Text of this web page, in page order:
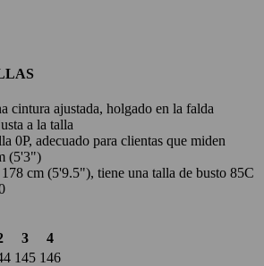
cintura ajustada, holgado en la falda
a la talla
0P, adecuado para clientas que miden
(5'3")
cm (5'9.5"), tiene una talla de busto 85C
3
4
145 146